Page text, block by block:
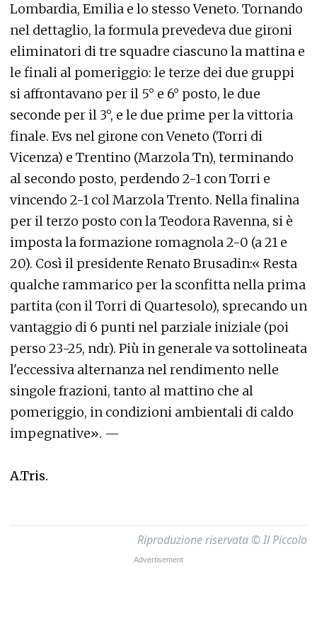
Lombardia, Emilia e lo stesso Veneto. Tornando
nel dettaglio, la formula prevedeva due gironi
eliminatori di tre squadre ciascuno la mattina e
le finali al pomeriggio: le terze dei due gruppi
si affrontavano per il 5° e 6° posto, le due
seconde per il 3°, e le due prime per la vittoria
finale. Evs nel girone con Veneto (Torri di
Vicenza) e Trentino (Marzola Tn), terminando
al secondo posto, perdendo 2-1 con Torri e
vincendo 2-1 col Marzola Trento. Nella finalina
per il terzo posto con la Teodora Ravenna, si è
imposta la formazione romagnola 2-0 (a 21 e
20). Così il presidente Renato Brusadin:« Resta
qualche rammarico per la sconfitta nella prima
partita (con il Torri di Quartesolo), sprecando un
vantaggio di 6 punti nel parziale iniziale (poi
perso 23-25, ndr). Più in generale va sottolineata
l'eccessiva alternanza nel rendimento nelle
singole frazioni, tanto al mattino che al
pomeriggio, in condizioni ambientali di caldo
impegnative». —
A.Tris.
Riproduzione riservata © Il Piccolo